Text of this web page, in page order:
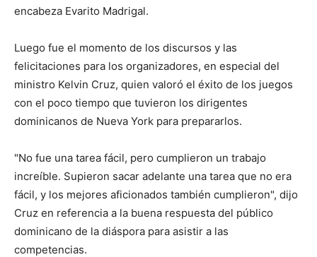
encabeza Evarito Madrigal.
Luego fue el momento de los discursos y las
felicitaciones para los organizadores, en especial del
ministro Kelvin Cruz, quien valoró el éxito de los juegos
con el poco tiempo que tuvieron los dirigentes
dominicanos de Nueva York para prepararlos.
"No fue una tarea fácil, pero cumplieron un trabajo
increíble. Supieron sacar adelante una tarea que no era
fácil, y los mejores aficionados también cumplieron", dijo
Cruz en referencia a la buena respuesta del público
dominicano de la diáspora para asistir a las
competencias.